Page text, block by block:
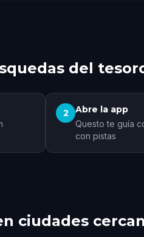
del
2 Abre la app
Questo te guía
con pistas
ciudades